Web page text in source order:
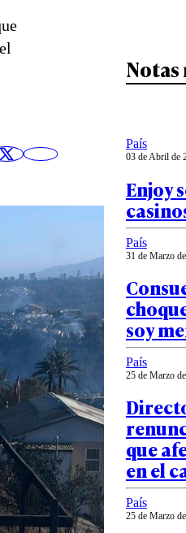
País
03 de Abril de
Enjoy
País
31 de Marzo
soy
País
25 de Marzo
que
en el
País
25 de Marzo